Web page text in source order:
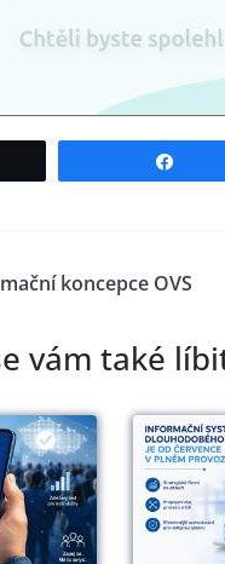
koncepce OVS
vám také